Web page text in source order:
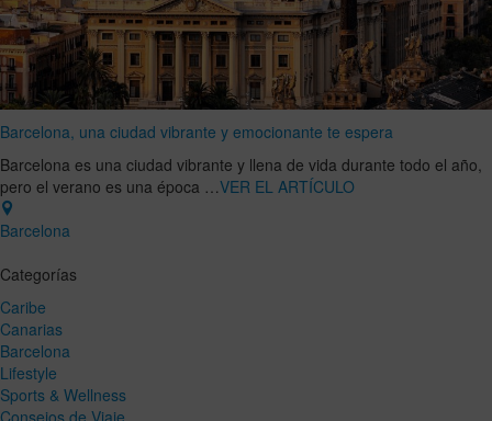
Barcelona, una ciudad vibrante y emocionante te espera
Barcelona es una ciudad vibrante y llena de vida durante todo el año,
pero el verano es una época …VER EL ARTÍCULO
Barcelona
Categorías
Caribe
Canarias
Barcelona
Lifestyle
Sports & Wellness
Consejos de Viaje